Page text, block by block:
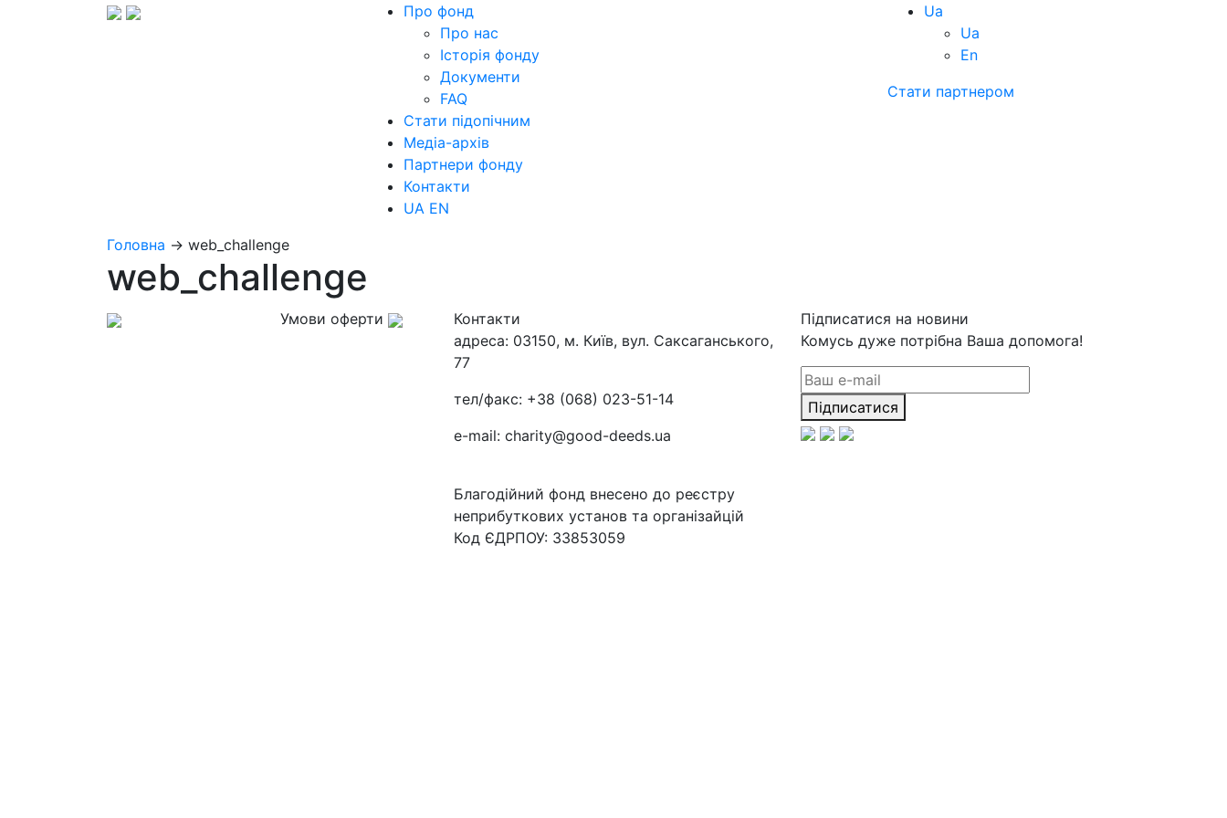
Про фонд
Про нас
Історія фонду
Документи
FAQ
Стати підопічним
Медіа-архів
Партнери фонду
Контакти
UA EN
Ua
Ua
En
Стати партнером
Головна → web_challenge
web_challenge
Умови оферти
Контакти
адреса: 03150, м. Київ, вул. Саксаганського,
77
тел/факс: +38 (068) 023-51-14
e-mail: charity@good-deeds.ua
Благодійний фонд внесено до реєстру
неприбуткових установ та організайцій
Код ЄДРПОУ: 33853059
Підписатися на новини
Комусь дуже потрібна Ваша допомога!
Підписатися